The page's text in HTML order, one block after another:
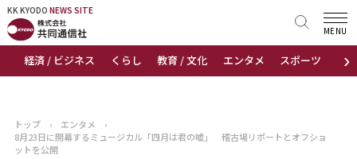
KK KYODO NEWS SITE
›
経済 / ビジネス くらし 教育 / 文化 エンタメ スポーツ 地域
MENU
KK KYODONEWS SITE
トップページ
ニュース
トップ › エンタメ
›
8月23日に開幕するミュージカル「四月は君の嘘」 稽古場リポートとオフショ
ットを公開